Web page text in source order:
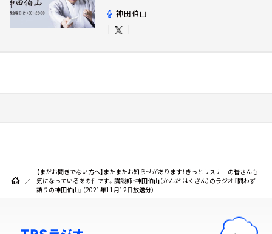
神田伯山
【まだお聞きでない方へ】またまたお知らせがあります！きっとリスナーの皆さんも
気になっているあの件です。講談師・神田伯山（かんだ はくざん）のラジオ『問わず
語りの神田伯山』（2021年11月12日放送分）